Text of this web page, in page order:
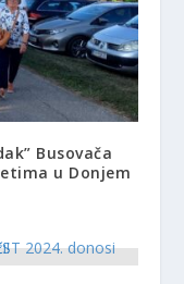
Busovača
u Donjem